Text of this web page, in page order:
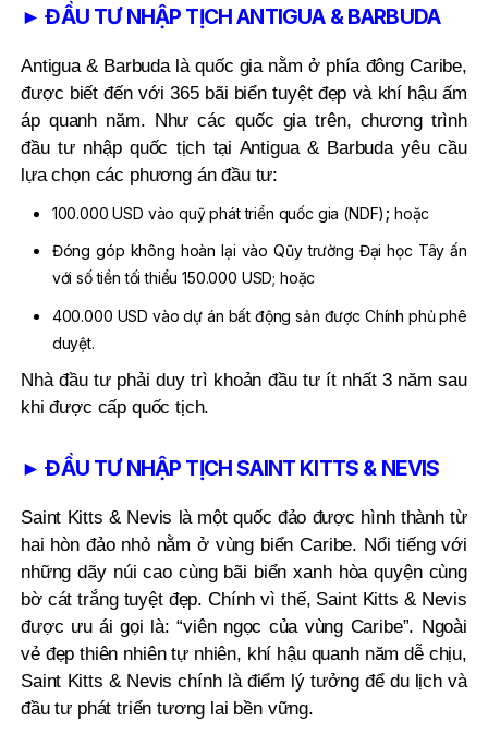
► ĐẦU TƯ NHẬP TỊCH ANTIGUA & BARBUDA
Antigua & Barbuda là quốc gia nằm ở phía đông Caribe,
được biết đến với 365 bãi biển tuyệt đẹp và khí hậu ấm
áp quanh năm. Như các quốc gia trên, chương trình
đầu tư nhập quốc tịch tại Antigua & Barbuda yêu cầu
lựa chọn các phương án đầu tư:
100.000 USD vào quỹ phát triển quốc gia (NDF) ; hoặc
Đóng góp không hoàn lại vào Qũy trường Đại học Tây ấn
với số tiền tối thiểu 150.000 USD; hoặc
400.000 USD vào dự án bất động sản được Chính phủ phê
duyệt.
Nhà đầu tư phải duy trì khoản đầu tư ít nhất 3 năm sau
khi được cấp quốc tịch.
► ĐẦU TƯ NHẬP TỊCH SAINT KITTS & NEVIS
Saint Kitts & Nevis là một quốc đảo được hình thành từ
hai hòn đảo nhỏ nằm ở vùng biển Caribe. Nổi tiếng với
những dãy núi cao cùng bãi biển xanh hòa quyện cùng
bờ cát trắng tuyệt đẹp. Chính vì thế, Saint Kitts & Nevis
được ưu ái gọi là: “viên ngọc của vùng Caribe”. Ngoài
vẻ đẹp thiên nhiên tự nhiên, khí hậu quanh năm dễ chịu,
Saint Kitts & Nevis chính là điểm lý tưởng để du lịch và
đầu tư phát triển tương lai bền vững.